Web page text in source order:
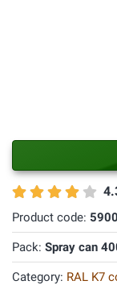
Product code:
Pack: Spray can
Category: RAL K7